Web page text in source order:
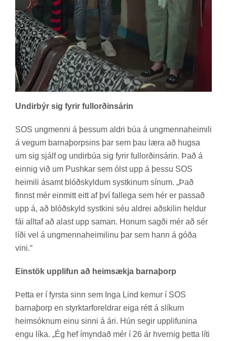
Undirbýr sig fyrir fullorðinsárin
SOS ung­menni á þess­um aldri búa á ung­menna­heim­ili
á veg­um barna­þorps­ins þar sem þau læra að hugsa
um sig sjálf og und­ir­búa sig fyr­ir full­orð­ins­ár­in. Það á
einnig við um Pus­hk­ar sem ólst upp á þessu SOS
heim­ili ásamt blóð­skyld­um systkin­um sín­um. „Það
finnst mér ein­mitt eitt af því fal­lega sem hér er pass­að
upp á, að blóð­skyld systkini séu aldrei að­skil­in held­ur
fái alltaf að al­ast upp sam­an. Hon­um sagði mér að sér
líði vel á ung­menna­heim­il­inu þar sem hann á góða
vini.“
Einstök upplifun að heimsækja barnaþorp
Þetta er í fyrsta sinn sem Inga Lind kem­ur í SOS
barna­þorp en styrktar­for­eldr­ar eiga rétt á slík­um
heim­sókn­um einu sinni á ári. Hún seg­ir upp­lif­un­ina
engu líka. „Ég hef ímynd­að mér í 26 ár hvernig þetta líti